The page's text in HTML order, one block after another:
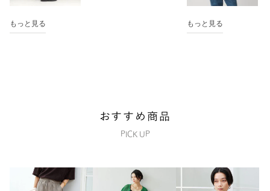
もっと見る もっと見る
おすすめ商品
PICK UP